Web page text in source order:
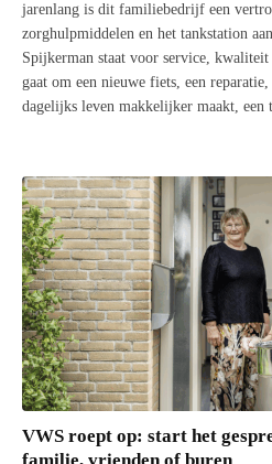
jarenlang is dit familiebedrijf een
zorghulpmiddelen en het tankstation
Spijkerman staat voor service,
gaat om een nieuwe fiets, een
dagelijks leven makkelijker maakt,
VWS roept op: start het